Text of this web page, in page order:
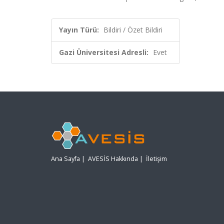
Yayın Türü: Bildiri / Özet Bildiri
Gazi Üniversitesi Adresli: Evet
Ana Sayfa | AVESİS Hakkında | İletişim